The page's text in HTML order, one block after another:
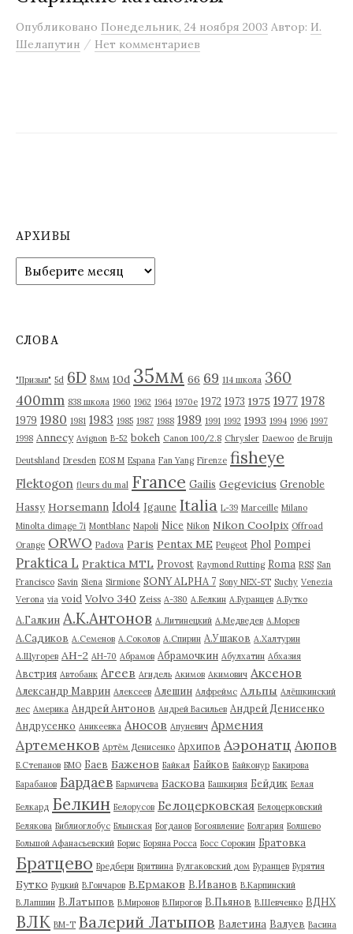
м
у
Опубликовано Понедельник, 24 ноября 2003 Автор: И.
Шелапутин / Нет комментариев
АРХИВЫ
р
в
СЛОВА
"Призыв" 5d 6D 8мм 10d 35мм 66 69 114 школа 360
400mm 838 школа 1960 1962 1964 1970е 1972 1973 1975 1977 1978
1979 1980 1981 1983 1985 1987 1988 1989 1991 1992 1993 1994 1996 1997
1998 Annecy Avignon B-52 bokeh Canon 100/2.8 Chrysler Daewoo de Bruijn
Deutshland Dresden EOS M Espana Fan Yang Firenze fisheye
Flektogon fleurs du mal France Gailis Gegevicius Grenoble
Hassy Horsemann Idol4 Igaune Italia L-39 Marceille Milano
Minolta dimage 7i Montblanc Napoli Nice Nikon Nikon Coolpix Offroad
Orange ORWO Padova Paris Pentax ME Peugeot Phol Pompei
Praktica L Praktica MTL Provost Raymond Rutting Roma RSS San
Francisco Savin Siena Sirmione SONY ALPHA 7 Sony NEX-5T Suchy Venezia
Verona via void Volvo 340 Zeiss А-380 А.Белкин А.Буранцев А.Бутко
А.Галкин А.К.Антонов А.Литинецкий А.Медведев А.Морев
А.Садиков А.Семенов А.Соколов А.Спирин А.Ушаков А.Халтурин
А.Щугорев АН-2 АН-70 Абрамов Абрамочкин Абулхатин Абхазия
Австрия Автобанк Агеев Агидель Акимов Акимович Аксенов
Александр Маврин Алексеев Алешин Алфреймс Альпы Алёшкинский
лес Америка Андрей Антонов Андрей Васильев Андрей Денисенко
Андрусенко Аникеевка Аносов Апуневич Армения
Артеменков Артём Денисенко Архипов Аэронатц Аюпов
Б.Степанов БМО Баев Баженов Байкал Байков Байконур Бакирова
Барабанов Бардаев Бармичева Баскова Башкирия Бейдик Белая
Белкард Белкин Белорусов Белоцерковская Белоцерковский
Белякова Библиоглобус Блынская Богданов Богоявление Болгария Болшево
Большой Афанасьевский Борис Боряна Росса Босс Сорокин Братовка
Братцево Бредбери Бритвина Булгаковский дом Буранцев Бурятия
Бутко Буцкий В.Гончаров В.Ермаков В.Иванов В.Карпинский
В.Лапшин В.Латыпов В.Миронов В.Пирогов В.Пьянов В.Шевченко ВДНХ
ВЛК ВМ-Т Валерий Латыпов Валетина Валуев Васина